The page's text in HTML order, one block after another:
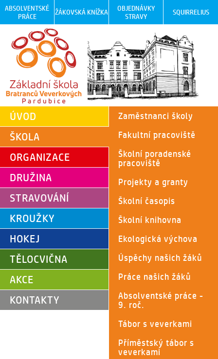
ABSOLVENTSKÉ
PRÁCE
ŽÁKOVSKÁ KNÍŽKA
OBJEDNÁVKY
STRAVY
SQUIRRELIUS
ÚVOD
ŠKOLA
ORGANIZACE
DRUŽINA
STRAVOVÁNÍ
KROUŽKY
HOKEJ
TĚLOCVIČNA
AKCE
KONTAKTY
Zaměstnanci školy
Fakultní pracoviště
Školní poradenské
pracoviště
Projekty a granty
Školní časopis
Školní knihovna
Ekologická výchova
Úspěchy našich žáků
Práce našich žáků
Absolventské práce -
9. roč.
Tábor s veverkami
Příměstský tábor s
veverkami